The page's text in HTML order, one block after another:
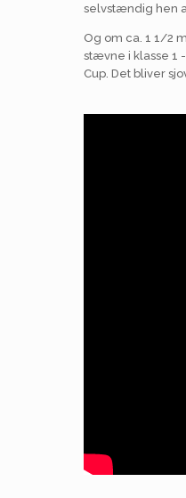
selvstændig hen
Og om ca. 1 1/2
stævne i klasse 1
Cup. Det bliver